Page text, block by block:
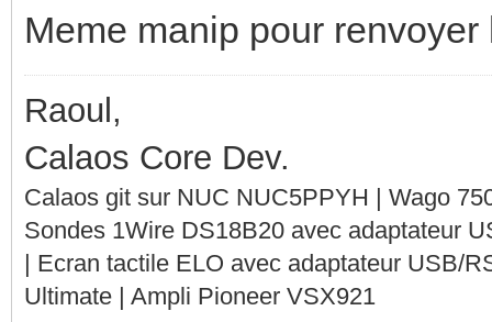
Meme manip pour
Raoul,
Calaos Core Dev.
Calaos git sur NUC NUC5PPYH | Wago
Sondes 1Wire DS18B20 avec adaptateur
| Ecran tactile ELO avec adaptateur USB/
Ultimate | Ampli Pioneer VSX921